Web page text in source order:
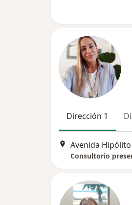
Dirección 1
Consultorio